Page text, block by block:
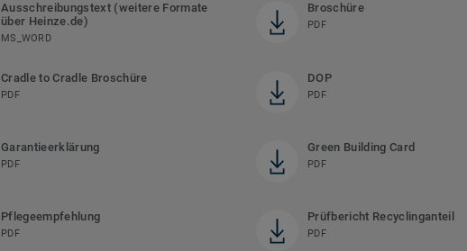
Ausschreibungstext (weitere Formate
über Heinze.de)
MS_WORD
Broschüre
PDF
Cradle to Cradle Broschüre
PDF
DOP
PDF
Garantieerklärung
PDF
Green Building Card
PDF
Pflegeempfehlung
PDF
Prüfbericht Recyclinganteil
PDF